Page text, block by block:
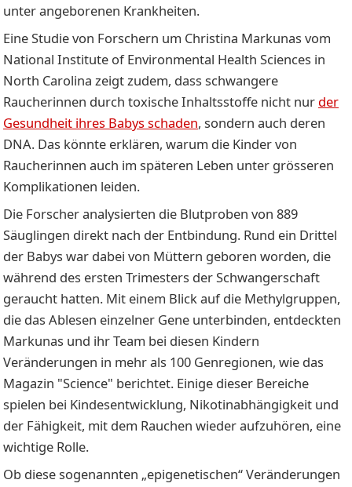
unter angeborenen Krankheiten.
Eine Studie von Forschern um Christina Markunas vom
National Institute of Environmental Health Sciences in
North Carolina zeigt zudem, dass schwangere
Raucherinnen durch toxische Inhaltsstoffe nicht nur der
Gesundheit ihres Babys schaden, sondern auch deren
DNA. Das könnte erklären, warum die Kinder von
Raucherinnen auch im späteren Leben unter grösseren
Komplikationen leiden.
Die Forscher analysierten die Blutproben von 889
Säuglingen direkt nach der Entbindung. Rund ein Drittel
der Babys war dabei von Müttern geboren worden, die
während des ersten Trimesters der Schwangerschaft
geraucht hatten. Mit einem Blick auf die Methylgruppen,
die das Ablesen einzelner Gene unterbinden, entdeckten
Markunas und ihr Team bei diesen Kindern
Veränderungen in mehr als 100 Genregionen, wie das
Magazin "Science" berichtet. Einige dieser Bereiche
spielen bei Kindesentwicklung, Nikotinabhängigkeit und
der Fähigkeit, mit dem Rauchen wieder aufzuhören, eine
wichtige Rolle.
Ob diese sogenannten „epigenetischen“ Veränderungen